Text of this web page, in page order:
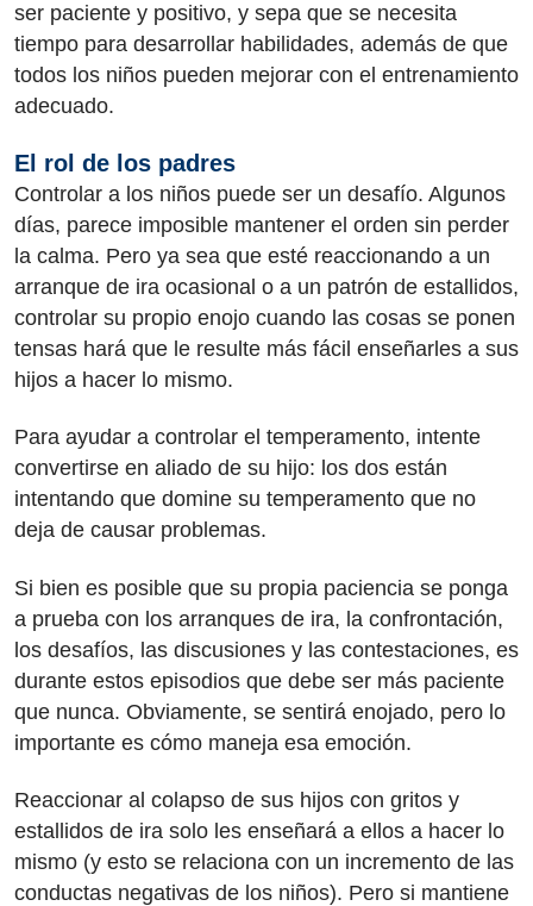
ser paciente y positivo, y sepa que se necesita
tiempo para desarrollar habilidades, además de que
todos los niños pueden mejorar con el entrenamiento
adecuado.
El rol de los padres
Controlar a los niños puede ser un desafío. Algunos
días, parece imposible mantener el orden sin perder
la calma. Pero ya sea que esté reaccionando a un
arranque de ira ocasional o a un patrón de estallidos,
controlar su propio enojo cuando las cosas se ponen
tensas hará que le resulte más fácil enseñarles a sus
hijos a hacer lo mismo.
Para ayudar a controlar el temperamento, intente
convertirse en aliado de su hijo: los dos están
intentando que domine su temperamento que no
deja de causar problemas.
Si bien es posible que su propia paciencia se ponga
a prueba con los arranques de ira, la confrontación,
los desafíos, las discusiones y las contestaciones, es
durante estos episodios que debe ser más paciente
que nunca. Obviamente, se sentirá enojado, pero lo
importante es cómo maneja esa emoción.
Reaccionar al colapso de sus hijos con gritos y
estallidos de ira solo les enseñará a ellos a hacer lo
mismo (y esto se relaciona con un incremento de las
conductas negativas de los niños). Pero si mantiene